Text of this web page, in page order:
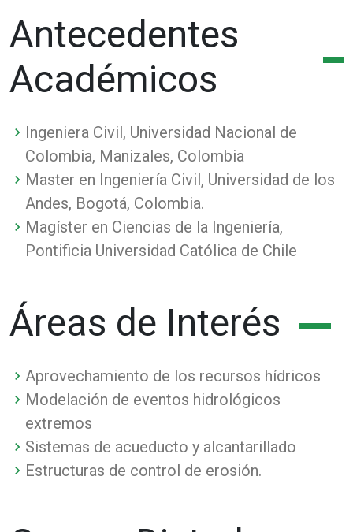
Antecedentes
Académicos
Ingeniera Civil, Universidad Nacional de
Colombia, Manizales, Colombia
Master en Ingeniería Civil, Universidad de los
Andes, Bogotá, Colombia.
Magíster en Ciencias de la Ingeniería,
Pontificia Universidad Católica de Chile
Áreas de Interés
Aprovechamiento de los recursos hídricos
Modelación de eventos hidrológicos
extremos
Sistemas de acueducto y alcantarillado
Estructuras de control de erosión.